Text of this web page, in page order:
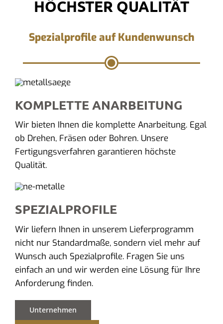
HÖCHSTER QUALITÄT
Spezialprofile auf Kundenwunsch
KOMPLETTE ANARBEITUNG
Wir bieten Ihnen die komplette Anarbeitung. Egal
ob Drehen, Fräsen oder Bohren. Unsere
Fertigungsverfahren garantieren höchste
Qualität.
SPEZIALPROFILE
Wir liefern Ihnen in unserem Lieferprogramm
nicht nur Standardmaße, sondern viel mehr auf
Wunsch auch Spezialprofile. Fragen Sie uns
einfach an und wir werden eine Lösung für Ihre
Anforderung finden.
Unternehmen